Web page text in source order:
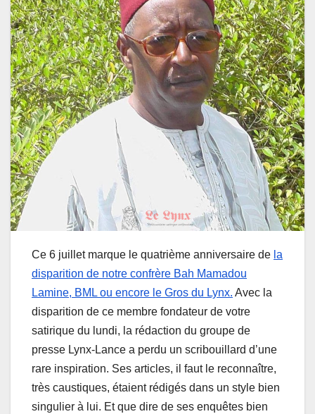
Ce 6 juillet marque le quatrième anniversaire de la
disparition de notre confrère Bah Mamadou
Lamine, BML ou encore le Gros du Lynx. Avec la
disparition de ce membre fondateur de votre
satirique du lundi, la rédaction du groupe de
presse Lynx-Lance a perdu un scribouillard d’une
rare inspiration. Ses articles, il faut le reconnaître,
très caustiques, étaient rédigés dans un style bien
singulier à lui. Et que dire de ses enquêtes bien